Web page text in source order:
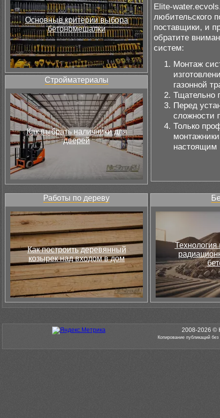
Основные критерии выбора
бетономешалки
Стройматериалы
Как выбрать наличники для
дверей
Elite-
любительского
поставщики, и
обратите
систем:
Монтаж
газонной
Тщательно
Перед
сложности
Только
настоящим
Работы по дереву
Как построить деревянный
козырек над входом в дом
Технология
2008-2026 ©
Копирование публикаций